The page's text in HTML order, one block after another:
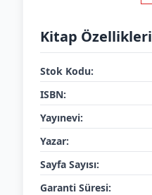
Kitap Özellikleri
Stok Kodu:
ISBN:
Yayınevi:
Yazar:
Sayfa Sayısı:
Garanti Süresi: